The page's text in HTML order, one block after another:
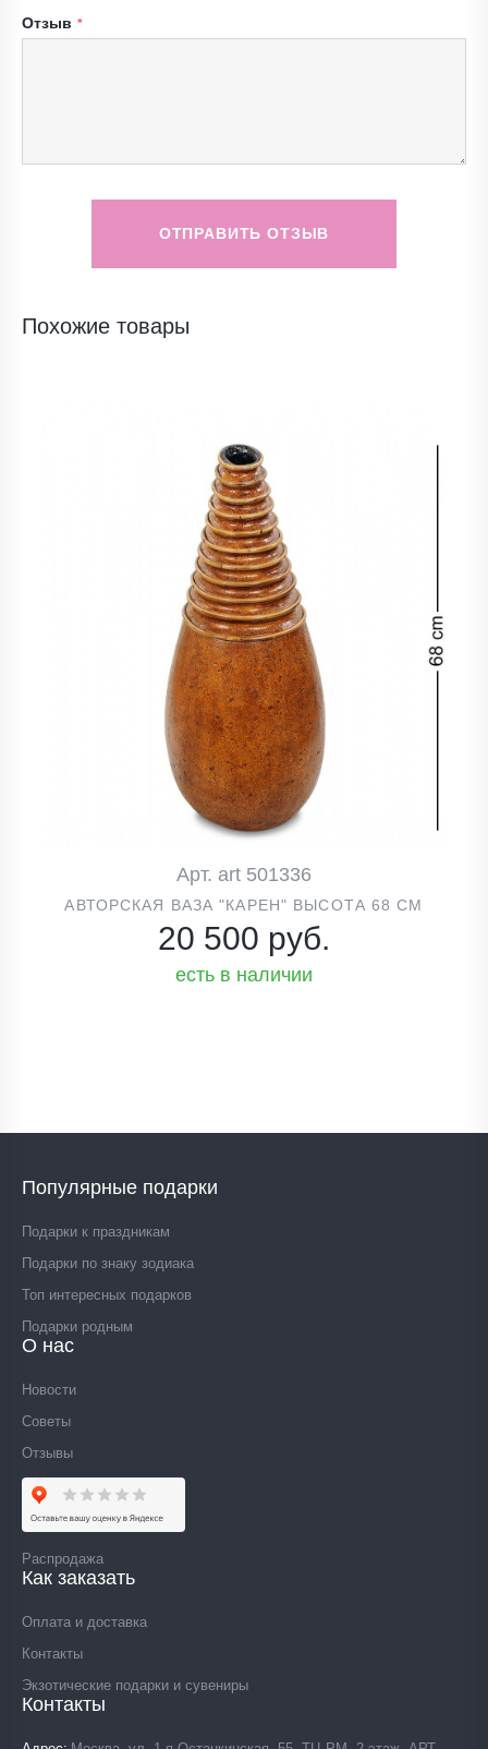
Отзыв
ОТПРАВИТЬ ОТЗЫВ
Похожие товары
Арт. art 501336
АВТОРСКАЯ ВАЗА "КАРЕН" ВЫСОТА 68 СМ
20 500 руб.
есть в наличии
Популярные подарки
Подарки к праздникам
Подарки по знаку зодиака
Топ интересных подарков
Подарки родным
О нас
Новости
Советы
Отзывы
Распродажа
Как заказать
Оплата и доставка
Контакты
Экзотические подарки и сувениры
Контакты